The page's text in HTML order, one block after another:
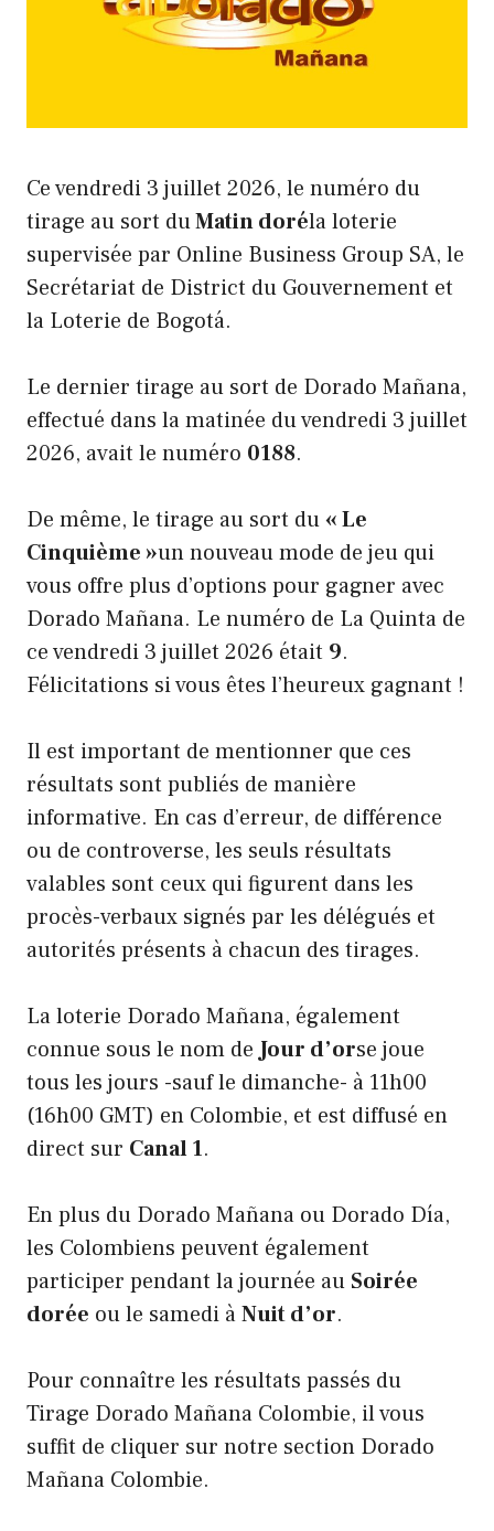
Ce vendredi 3 juillet 2026, le numéro du
tirage au sort duMatin doréla loterie
supervisée par Online Business Group SA, le
Secrétariat de District du Gouvernement et
la Loterie de Bogotá.
Le dernier tirage au sort de Dorado Mañana,
effectué dans la matinée du vendredi 3 juillet
2026, avait le numéro 0188.
De même, le tirage au sort du« Le
Cinquième »un nouveau mode de jeu qui
vous offre plus d’options pour gagner avec
Dorado Mañana. Le numéro de La Quinta de
ce vendredi 3 juillet 2026 était 9.
Félicitations si vous êtes l’heureux gagnant !
Il est important de mentionner que ces
résultats sont publiés de manière
informative. En cas d’erreur, de différence
ou de controverse, les seuls résultats
valables sont ceux qui figurent dans les
procès-verbaux signés par les délégués et
autorités présents à chacun des tirages.
La loterie Dorado Mañana, également
connue sous le nom deJour d’orse joue
tous les jours -sauf le dimanche- à 11h00
(16h00 GMT) en Colombie, et est diffusé en
direct sur Canal 1.
En plus du Dorado Mañana ou Dorado Día,
les Colombiens peuvent également
participer pendant la journée au Soirée
dorée ou le samedi àNuit d’or.
Pour connaître les résultats passés du
Tirage Dorado Mañana Colombie, il vous
suffit de cliquer sur notre section Dorado
Mañana Colombie.